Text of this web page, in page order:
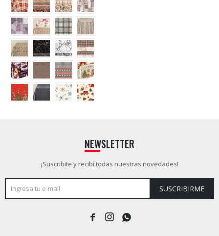
NEWSLETTER
¡Suscribite y recibí todas nuestras novedades!
SUSCRIBIRME
  